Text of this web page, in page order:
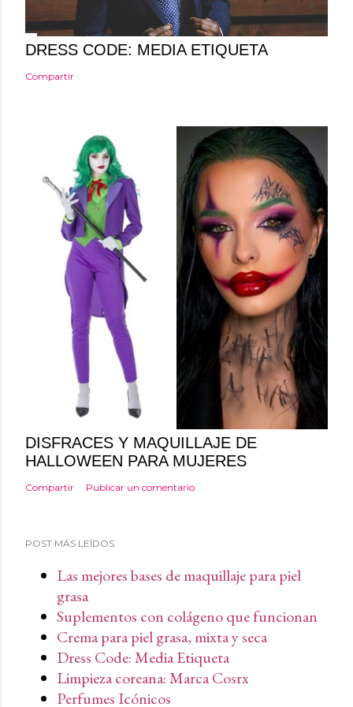
DRESS CODE: MEDIA ETIQUETA
Compartir
DISFRACES Y MAQUILLAJE DE
HALLOWEEN PARA MUJERES
Compartir Publicar un comentario
POST MÁS LEÍDOS
Las mejores bases de maquillaje para piel
grasa
Suplementos con colágeno que funcionan
Crema para piel grasa, mixta y seca
Dress Code: Media Etiqueta
Limpieza coreana: Marca Cosrx
Perfumes Icónicos